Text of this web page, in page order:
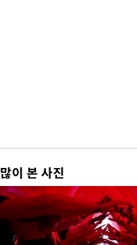
많이 본 사진